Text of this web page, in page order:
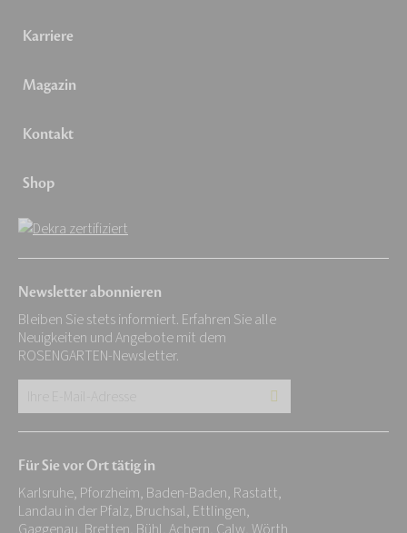
Karriere
Magazin
Kontakt
Shop
Newsletter abonnieren
Bleiben Sie stets informiert. Erfahren Sie alle
Neuigkeiten und Angebote mit dem
ROSENGARTEN-Newsletter.
E-
Adresse:
*
Für Sie vor Ort tätig in
Karlsruhe, Pforzheim, Baden-Baden, Rastatt,
Landau in der Pfalz, Bruchsal, Ettlingen,